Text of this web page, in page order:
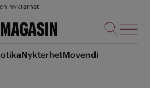
nykterhet
NykterhetMovendi